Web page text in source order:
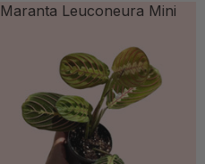
Maranta Leuconeura Mini